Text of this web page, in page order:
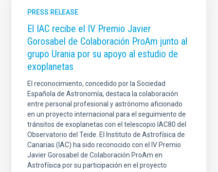
PRESS RELEASE
El IAC recibe el IV Premio Javier
Gorosabel de Colaboración ProAm junto al
grupo Urania por su apoyo al estudio de
exoplanetas
El reconocimiento, concedido por la Sociedad
Española de Astronomía, destaca la colaboración
entre personal profesional y astrónomo aficionado
en un proyecto internacional para el seguimiento de
tránsitos de exoplanetas con el telescopio IAC80 del
Observatorio del Teide. El Instituto de Astrofísica de
Canarias (IAC) ha sido reconocido con el IV Premio
Javier Gorosabel de Colaboración ProAm en
Astrofísica por su participación en el proyecto